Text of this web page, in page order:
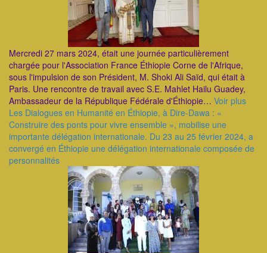
Mercredi 27 mars 2024, était une journée particulièrement
chargée pour l'Association France Éthiopie Corne de l'Afrique,
sous l'impulsion de son Président, M. Shoki Ali Saïd, qui était à
Paris. Une rencontre de travail avec S.E. Mahlet Hailu Guadey,
Ambassadeur de la République Fédérale d'Éthiopie… Voir plus
Les Dialogues en Humanité en Éthiopie, à Dire-Dawa : «
Construire des ponts pour vivre ensemble », mobilise une
importante délégation internationale. Du 23 au 25 février 2024, a
convergé en Éthiopie une délégation internationale composée de
personnalités